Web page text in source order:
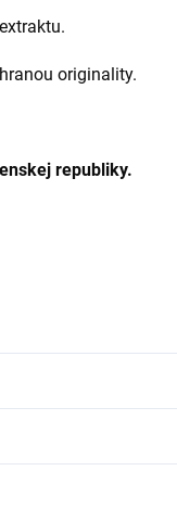
originality.
republiky.